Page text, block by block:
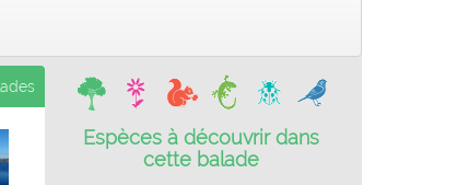
Espèces à découvrir dans
cette balade